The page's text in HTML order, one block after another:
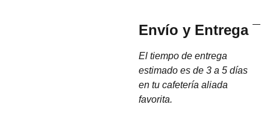
Envío y Entrega
El tiempo de entrega
estimado es de 3 a 5 días
en tu cafetería aliada
favorita.